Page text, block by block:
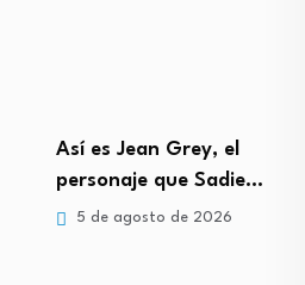
Así es Jean Grey, el
personaje que Sadie…
5 de agosto de 2026